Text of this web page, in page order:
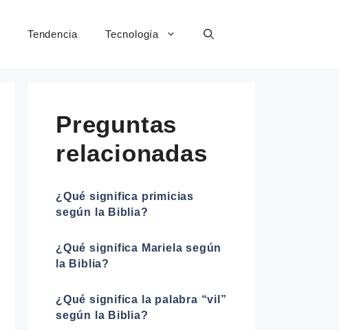
Tendencia Tecnología
Preguntas
relacionadas
¿Qué significa primicias
según la Biblia?
¿Qué significa Mariela según
la Biblia?
¿Qué significa la palabra “vil”
según la Biblia?